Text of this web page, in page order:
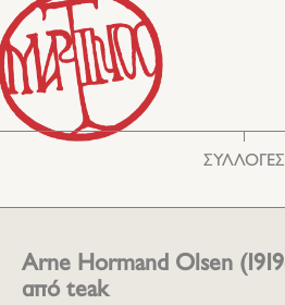
ΣΥΛΛΟΓΕΣ
Arne Hormand Olsen
από teak